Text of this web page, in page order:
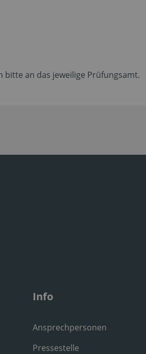
bitte an das jeweilige Prüfungsamt.
Info
Ansprechpersonen
Pressestelle